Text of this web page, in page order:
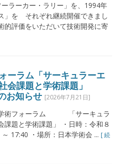
ラーカー・ラリー」を、1994年
」を それぞれ継続開催できまし
的評価をいただいて技術開発に寄
ーラム「サーキュラーエ
会課題と学術課題」
お知らせ [2026年7月21日]
学術フォーラム 「サーキュラ
課題と学術課題」 ・日時：令和８
17:40 ・場所：日本学術会 ... [ 続